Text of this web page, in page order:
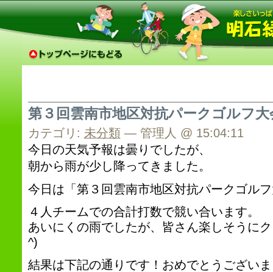
第３回雲南市地区対抗パークゴルフ大
カテゴリ: 未分類— 管理人 @ 15:04:11
今日の天気予報は曇りでしたが、
朝から雨が少し降ってきました。
今日は「第３回雲南市地区対抗パークゴル
４人チームでの合計打数で競い合います。
あいにくの雨でしたが、皆さん楽しそうに
^)
結果は下記の通りです！おめでとうござい